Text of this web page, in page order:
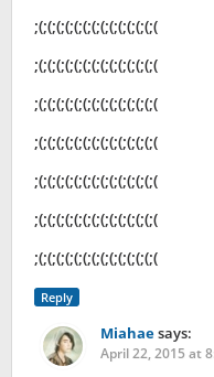
;(;(;(;(;(;(;(;(;(;(;(;(;(;(
;(;(;(;(;(;(;(;(;(;(;(;(;(;(
;(;(;(;(;(;(;(;(;(;(;(;(;(;(
;(;(;(;(;(;(;(;(;(;(;(;(;(;(
;(;(;(;(;(;(;(;(;(;(;(;(;(;(
;(;(;(;(;(;(;(;(;(;(;(;(;(;(
;(;(;(;(;(;(;(;(;(;(;(;(;(;(
Reply
Miahaesays:
April 22, 2015 at